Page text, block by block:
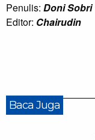
Penulis: Doni Sobri
Editor: Chairudin
Baca Juga